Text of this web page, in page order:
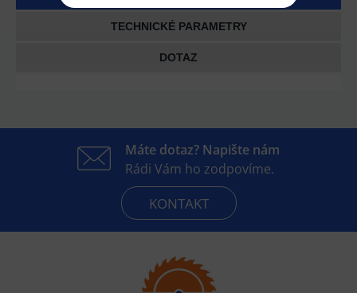
TECHNICKÉ PARAMETRY
DOTAZ
Máte dotaz? Napište nám
Rádi Vám ho zodpovíme.
KONTAKT